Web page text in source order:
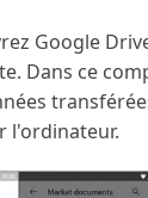
Google
Dans ce
l'ordinateur.